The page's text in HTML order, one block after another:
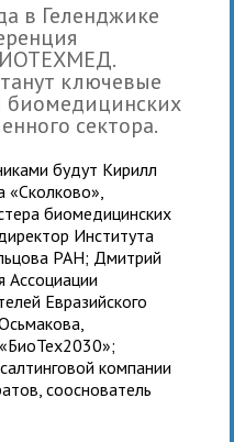
в Геленджике
ключевые
биомедицинских
сектора.
будут Кирилл
биомедицинских
Института
РАН; Дмитрий
Ассоциации
Евразийского
компании
сооснователь